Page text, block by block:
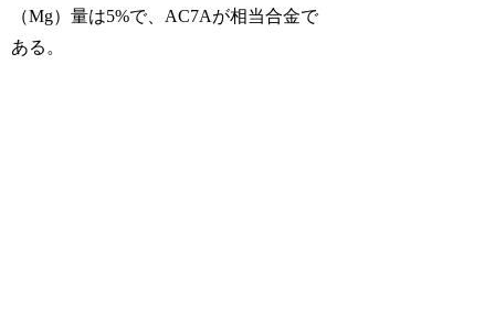
（Mg）量は5%で、AC7Aが相当合金で
ある。